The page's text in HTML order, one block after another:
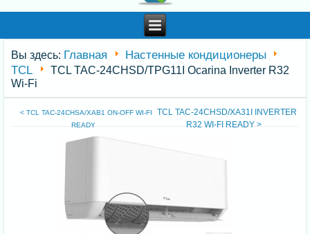
Вы здесь: Главная
Настенные кондиционеры
TCL
TCL TAC-24CHSD/TPG11I Ocarina Inverter R32
Wi-Fi
< TCL TAC-24CHSA/XAB1 ON-OFF WI-FI
READY
TCL TAC-24CHSD/XA31I INVERTER
R32 WI-FI READY >